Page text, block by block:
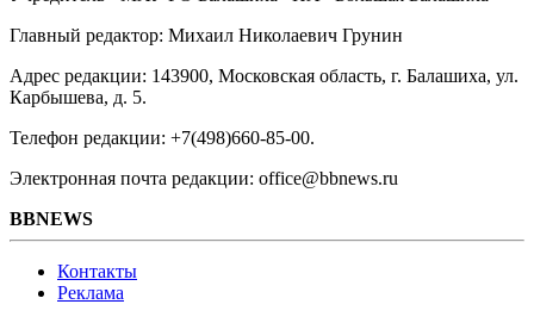
Главный редактор: Михаил Николаевич Грунин
Адрес редакции: 143900, Московская область, г. Балашиха, ул.
Карбышева, д. 5.
Телефон редакции: +7(498)660-85-00.
Электронная почта редакции: office@bbnews.ru
BBNEWS
Контакты
Реклама